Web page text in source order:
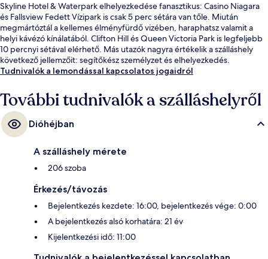
Skyline Hotel & Waterpark elhelyezkedése fanasztikus: Casino Niagara
és Fallsview Fedett Vízipark is csak 5 perc sétára van tőle. Miután
megmártóztál a kellemes élményfürdő vizében, haraphatsz valamit a
helyi kávézó kínálatából. Clifton Hill és Queen Victoria Park is legfeljebb
10 percnyi sétával elérhető. Más utazók nagyra értékelik a szálláshely
következő jellemzőit: segítőkész személyzet és elhelyezkedés.
Tudnivalók a lemondással kapcsolatos jogaidról
További tudnivalók a szálláshelyről
Dióhéjban
A szálláshely mérete
206 szoba
Érkezés/távozás
Bejelentkezés kezdete: 16:00, bejelentkezés vége: 0:00
A bejelentkezés alsó korhatára: 21 év
Kijelentkezési idő: 11:00